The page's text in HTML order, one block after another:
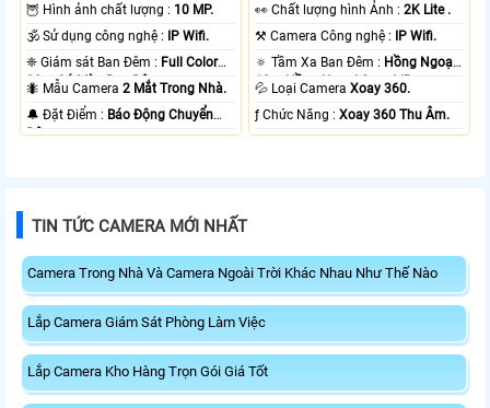
🦉 Hình ảnh chất lượng : 10 MP.
🕉️ Sử dụng công nghệ : IP Wifi.
❈ Giám sát Ban Đêm : Full Color
20m Có Màu Ban Ðêm.
🐜 Mẫu Camera2 Mắt Trong Nhà.
️🔔 Đặt Điểm : Báo Động Chuyển
Động.
️👀 Chất lượng hình Ảnh :2K Lite .
⚒ Camera Công nghệ : IP Wifi.
🔅 Tầm Xa Ban Đêm : Hồng Ngoại
10m Hồng Ngoại Smart IR.
💦 Loại CameraXoay 360.
️ƒ Chức Năng :Xoay 360 Thu Âm.
TIN TỨC CAMERA MỚI NHẤT
Camera Trong Nhà Và Camera Ngoài Trời Khác Nhau Như Thế Nào
Lắp Camera Giám Sát Phòng Làm Việc
Lắp Camera Kho Hàng Trọn Gói Giá Tốt